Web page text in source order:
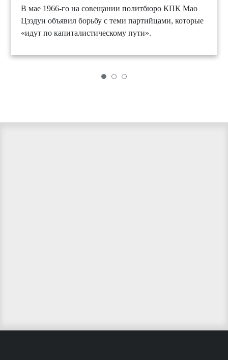
В мае 1966-го на совещании политбюро КПК Мао
Цзэдун объявил борьбу с теми партийцами, которые
«идут по капиталистическому пути».